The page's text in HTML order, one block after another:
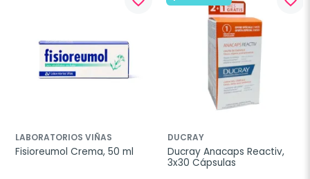
LABORATORIOS VIÑAS
Fisioreumol Crema, 50 ml
DUCRAY
Ducray Anacaps Reactiv,
3x30 Cápsulas